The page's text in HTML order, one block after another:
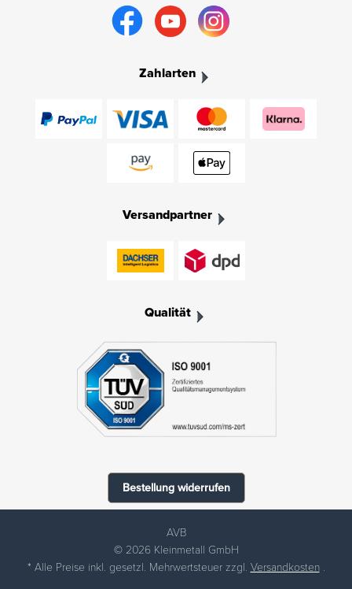
Zahlarten
Versandpartner
Qualität
Bestellung widerrufen
AVB
© 2026 Kleinmetall GmbH
* Alle Preise inkl. gesetzl. Mehrwertsteuer zzgl. Versandkosten.